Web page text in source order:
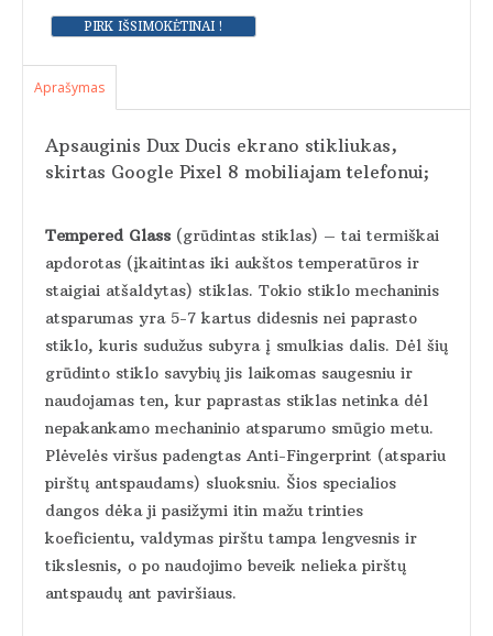
Aprašymas
Apsauginis Dux Ducis ekrano stikliukas,
skirtas Google Pixel 8 mobiliajam telefonui;
Tempered Glass (grūdintas stiklas) – tai termiškai
apdorotas (įkaitintas iki aukštos temperatūros ir
staigiai atšaldytas) stiklas. Tokio stiklo mechaninis
atsparumas yra 5-7 kartus didesnis nei paprasto
stiklo, kuris sudužus subyra į smulkias dalis. Dėl šių
grūdinto stiklo savybių jis laikomas saugesniu ir
naudojamas ten, kur paprastas stiklas netinka dėl
nepakankamo mechaninio atsparumo smūgio metu.
Plėvelės viršus padengtas Anti-Fingerprint (atspariu
pirštų antspaudams) sluoksniu. Šios specialios
dangos dėka ji pasižymi itin mažu trinties
koeficientu, valdymas pirštu tampa lengvesnis ir
tikslesnis, o po naudojimo beveik nelieka pirštų
antspaudų ant paviršiaus.